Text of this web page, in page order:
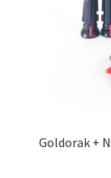
Goldorak +